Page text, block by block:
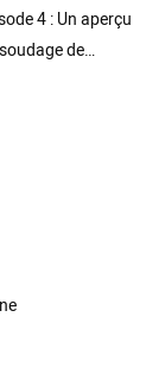
4 : Un aperçu
de